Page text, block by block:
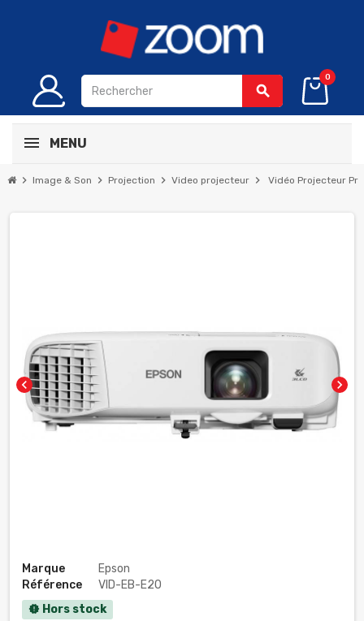
search
0
MENU
chevron_right Image & Son chevron_right Projection chevron_right Video projecteur chevron_right Vidéo Projecteur
chevron_left chevron_right
Marque
Epson
Référence
VID-EB-E20
new_releases Hors stock